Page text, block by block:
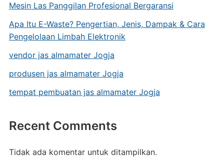
Mesin Las Panggilan Profesional Bergaransi
Apa Itu E-Waste? Pengertian, Jenis, Dampak & Cara
Pengelolaan Limbah Elektronik
vendor jas almamater Jogja
produsen jas almamater Jogja
tempat pembuatan jas almamater Jogja
Recent Comments
Tidak ada komentar untuk ditampilkan.